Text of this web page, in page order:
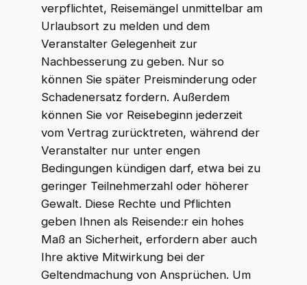
verpflichtet, Reisemängel unmittelbar am
Urlaubsort zu melden und dem
Veranstalter Gelegenheit zur
Nachbesserung zu geben. Nur so
können Sie später Preisminderung oder
Schadenersatz fordern. Außerdem
können Sie vor Reisebeginn jederzeit
vom Vertrag zurücktreten, während der
Veranstalter nur unter engen
Bedingungen kündigen darf, etwa bei zu
geringer Teilnehmerzahl oder höherer
Gewalt. Diese Rechte und Pflichten
geben Ihnen als Reisende:r ein hohes
Maß an Sicherheit, erfordern aber auch
Ihre aktive Mitwirkung bei der
Geltendmachung von Ansprüchen. Um